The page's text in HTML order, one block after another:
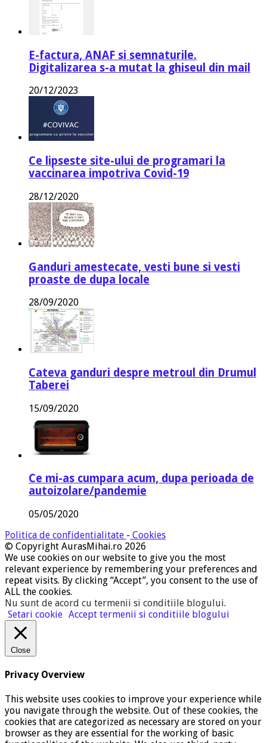
E-factura, ANAF si semnaturile.
Digitalizarea s-a mutat la ghiseul din mail
20/12/2023
Ce lipseste site-ului de programari la
vaccinarea impotriva Covid-19
28/12/2020
Ganduri amestecate, vesti bune si vesti
proaste de dupa locale
28/09/2020
Cateva ganduri despre metroul din Drumul
Taberei
15/09/2020
Ce mi-as cumpara acum, dupa perioada de
autoizolare/pandemie
05/05/2020
Politica de confidentialitate - Cookies
© Copyright AurasMihai.ro 2026
We use cookies on our website to give you the most
relevant experience by remembering your preferences and
repeat visits. By clicking “Accept”, you consent to the use of
ALL the cookies.
Nu sunt de acord cu termenii si conditiile blogului.
Setari cookie Accept termenii si conditiile blogului
Close
Privacy Overview
This website uses cookies to improve your experience while
you navigate through the website. Out of these cookies, the
cookies that are categorized as necessary are stored on your
browser as they are essential for the working of basic